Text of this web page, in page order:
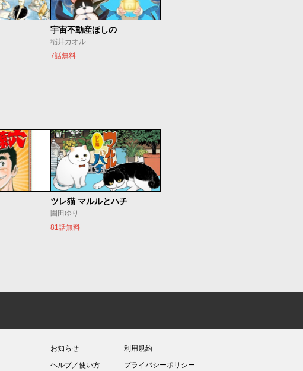
宇宙不動産ほしの
稲井カオル
7話無料
ツレ猫 マルルとハチ
園田ゆり
81話無料
お知らせ
ヘルプ／使い方
利用規約
プライバシーポリシー